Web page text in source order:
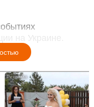
на Украине.